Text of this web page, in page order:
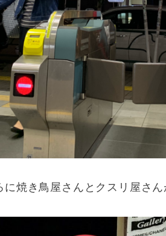
焼き鳥屋さんとクスリ屋さん